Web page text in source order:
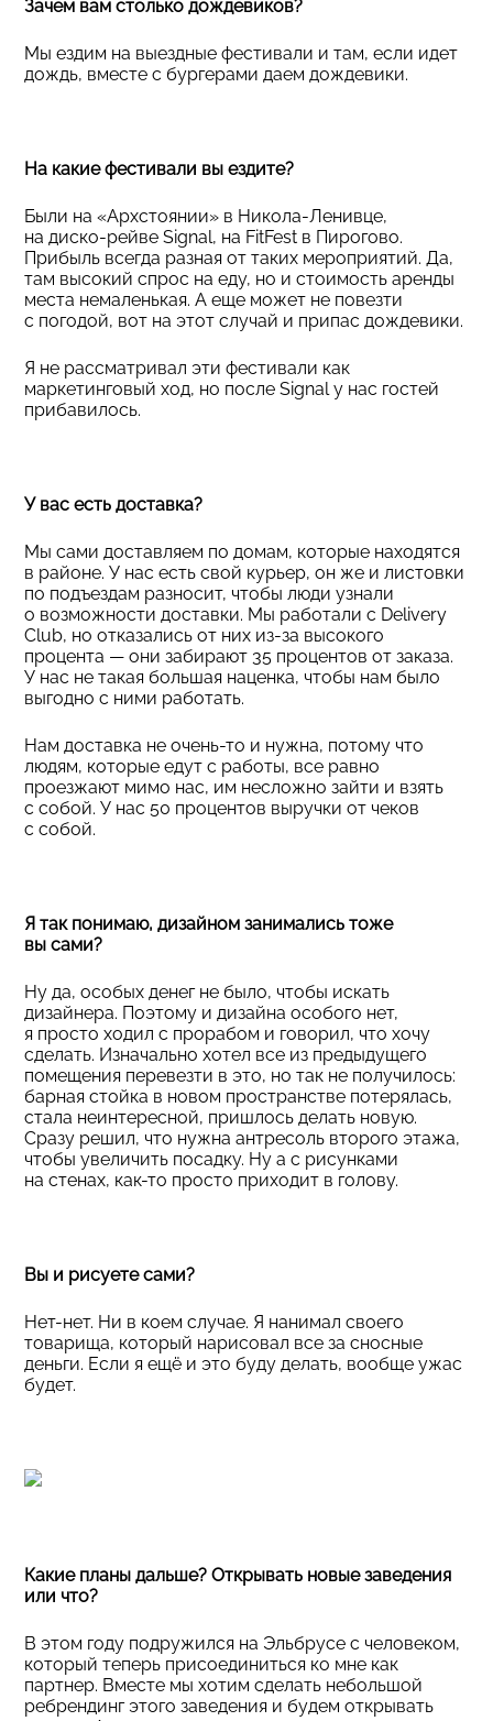
Зачем вам столько дождевиков?
Мы ездим на выездные фестивали и там, если идет
дождь, вместе с бургерами даем дождевики.
На какие фестивали вы ездите?
Были на «Архстоянии» в Никола-Ленивце,
на диско-рейве Signal, на FitFest в Пирогово.
Прибыль всегда разная от таких мероприятий. Да,
там высокий спрос на еду, но и стоимость аренды
места немаленькая. А еще может не повезти
с погодой, вот на этот случай и припас дождевики.
Я не рассматривал эти фестивали как
маркетинговый ход, но после Signal у нас гостей
прибавилось.
У вас есть доставка?
Мы сами доставляем по домам, которые находятся
в районе. У нас есть свой курьер, он же и листовки
по подъездам разносит, чтобы люди узнали
о возможности доставки. Мы работали с Delivery
Club, но отказались от них из-за высокого
процента — они забирают 35 процентов от заказа.
У нас не такая большая наценка, чтобы нам было
выгодно с ними работать.
Нам доставка не очень-то и нужна, потому что
людям, которые едут с работы, все равно
проезжают мимо нас, им несложно зайти и взять
с собой. У нас 50 процентов выручки от чеков
с собой.
Я так понимаю, дизайном занимались тоже
вы сами?
Ну да, особых денег не было, чтобы искать
дизайнера. Поэтому и дизайна особого нет,
я просто ходил с прорабом и говорил, что хочу
сделать. Изначально хотел все из предыдущего
помещения перевезти в это, но так не получилось:
барная стойка в новом пространстве потерялась,
стала неинтересной, пришлось делать новую.
Сразу решил, что нужна антресоль второго этажа,
чтобы увеличить посадку. Ну а с рисунками
на стенах, как-то просто приходит в голову.
Вы и рисуете сами?
Нет-нет. Ни в коем случае. Я нанимал своего
товарища, который нарисовал все за сносные
деньги. Если я ещё и это буду делать, вообще ужас
будет.
Какие планы дальше? Открывать новые заведения
или что?
В этом году подружился на Эльбрусе с человеком,
который теперь присоединиться ко мне как
партнер. Вместе мы хотим сделать небольшой
ребрендинг этого заведения и будем открывать